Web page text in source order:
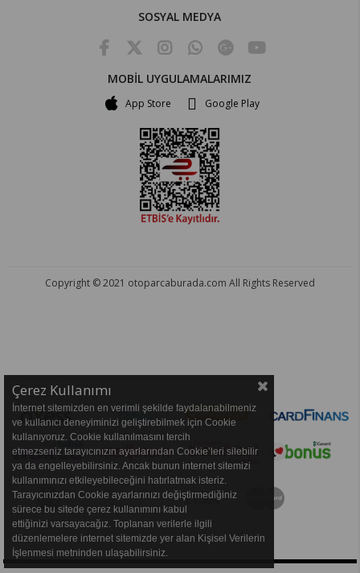
SOSYAL MEDYA
MOBİL UYGULAMALARIMIZ
App Store Google Play
Copyright © 2021 otoparcaburada.com All Rights Reserved
Çerez Kullanımı
İnternet sitemizden en verimli şekilde faydalanabilmeniz
ve kullanıcı deneyiminizi geliştirebilmek için Cookie
kullanıyoruz. Cookie kullanılmasını tercih
etmezseniz tarayıcınızın ayarlarından Cookie’leri silebilir
ya da engelleyebilirsiniz. Ancak bunun internet sitemizi
kullanımınızı etkileyebileceğini hatırlatmak isteriz.
Tarayıcınızdan Cookie ayarlarınızı değiştirmediğiniz
sürece bu sitede çerez kullanımını kabul
ettiğinizi varsayacağız. Toplanan verilerle ilgili
düzenlemelere internet sitemizde yer alan Kişisel Verilerin
İşlenmesi metninden ulaşabilirsiniz.